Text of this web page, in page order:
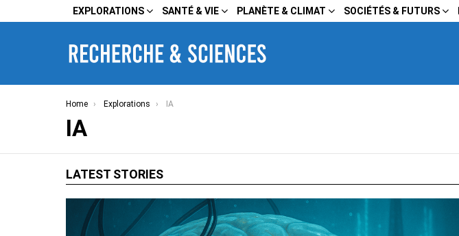
EXPLORATIONS SANTÉ & VIE PLANÈTE & CLIMAT SOCIÉTÉS & FUTURS
You are here:
Home Explorations IA
IA
LATEST STORIES